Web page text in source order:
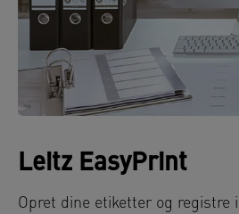
Leitz EasyPrint
Opret dine etiketter og registre